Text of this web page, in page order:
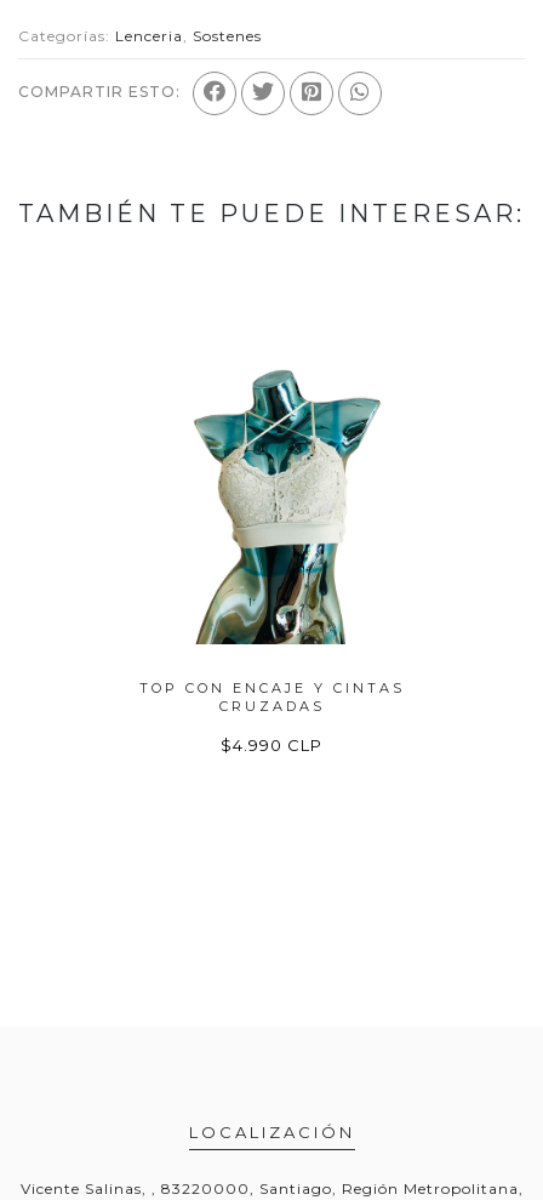
Categorías: Lenceria , Sostenes
COMPARTIR ESTO:
TAMBIÉN TE PUEDE INTERESAR:
TOP CON ENCAJE Y CINTAS
CRUZADAS
$4.990 CLP
LOCALIZACIÓN
Vicente Salinas, , 83220000, Santiago, Región Metropolitana,